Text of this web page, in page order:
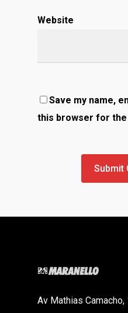
Website
Save my name,
this browser for
Av Mathias Camacho,